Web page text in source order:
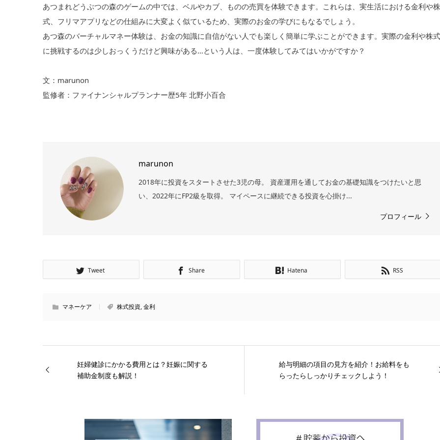
あつまれどうぶつの森のゲームの中では、ベルやカブ、ものの売買を体験できます。これらは、実生活における金利や株
式、フリマアプリなどの仕組みに大変よく似ているため、実際のお金の学びにもなるでしょう。
あつ森のバーチャルマネー体験は、お金の知識に自信がない人でも楽しく簡単に学ぶことができます。実際の金利や株式
に挑戦するのは少しおっくうだけど興味がある…という人は、一度体験してみてはいかがですか？
文：marunon
監修者：ファイナンシャルプランナー歴5年 北野小百合
marunon
2018年に投資をスタートさせた3児の母。 資産運用を通してお金の基礎知識をつけたいと思
い、2022年にFP2級を取得。 マイペースに継続できる投資を心掛け...
プロフィール
Tweet Share Hatena RSS
マネーケア 株式投資,金利
妊婦健診にかかる費用とは？妊娠に関する
補助金制度も解説！
給与明細の項目の見方を紹介！お給料をも
らったらしっかりチェックしよう！